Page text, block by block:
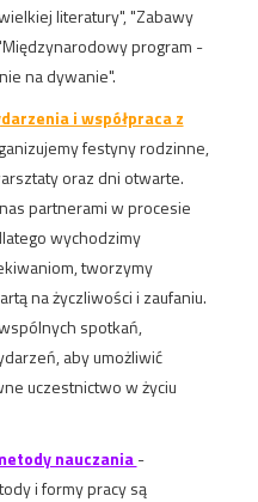
literatury", "Zabawy
program -
na dywanie".
i współpraca z
festyny rodzinne,
oraz dni otwarte.
partnerami w procesie
wychodzimy
tworzymy
na życzliwości i zaufaniu.
spotkań,
aby umożliwić
uczestnictwo w życiu
nauczania-
i formy pracy są